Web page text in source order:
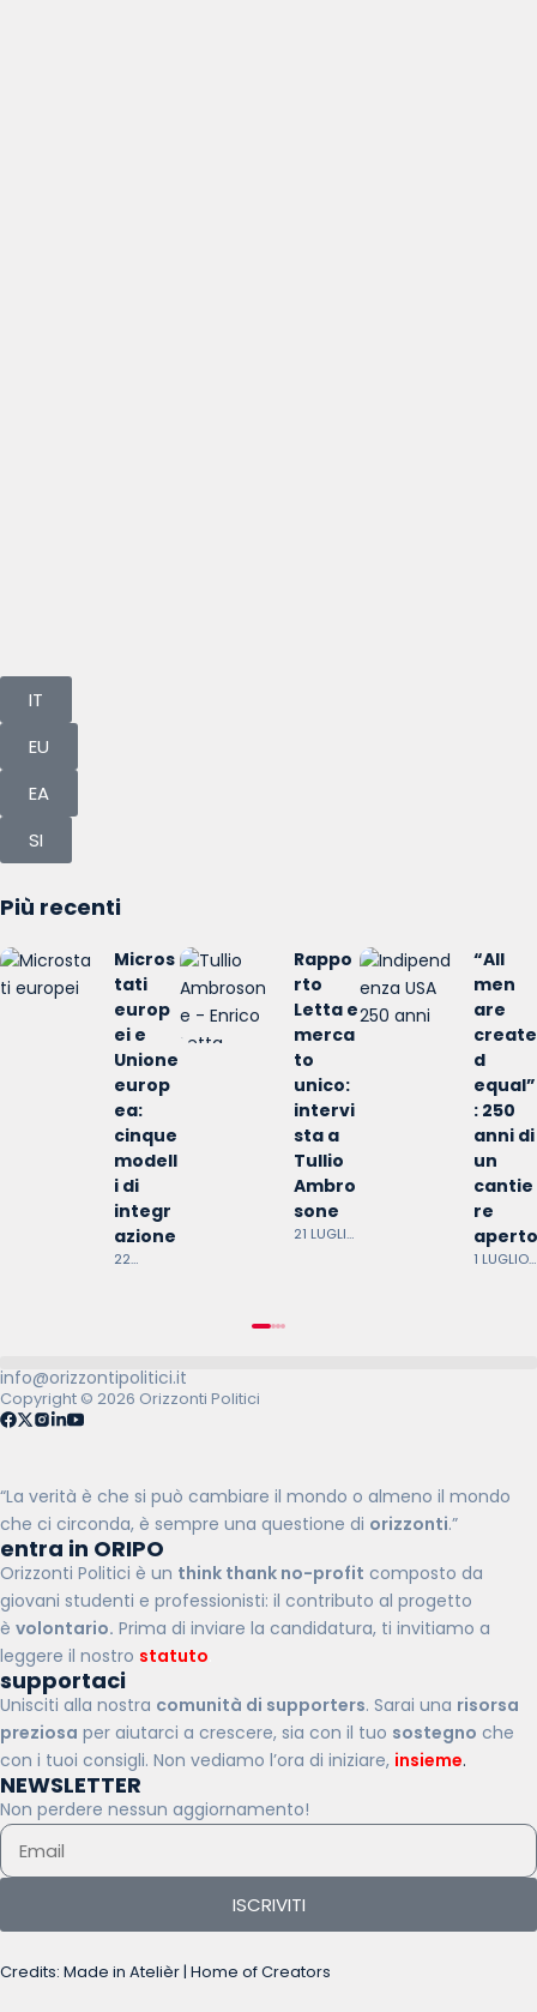
IT
EU
EA
SI
Più recenti
Micros
tati
europ
ei e
Unione
europ
ea:
cinque
modell
i di
integr
azione
22
Rappo
rto
Letta e
merca
to
unico:
intervi
sta a
Tullio
Ambro
sone
21 LUGLIO
“All
men
are
create
d
equal”
: 250
anni di
un
cantie
re
aperto
1 LUGLIO
info@orizzontipolitici.it
Copyright © 2026 Orizzonti Politici
“La verità è che si può cambiare il mondo o almeno il mondo
che ci circonda, è sempre una questione di orizzonti.”
entra in ORIPO
Orizzonti Politici è un think thank no-profit composto da
giovani studenti e professionisti: il contributo al progetto
è volontario. Prima di inviare la candidatura, ti invitiamo a
leggere il nostro statuto
supportaci
Unisciti alla nostra comunità di supporters. Sarai una risorsa
preziosa per aiutarci a crescere, sia con il tuo sostegno che
con i tuoi consigli. Non vediamo l’ora di iniziare, insieme.
NEWSLETTER
Non perdere nessun aggiornamento!
ISCRIVITI
Credits: Made in Atelièr | Home of Creators